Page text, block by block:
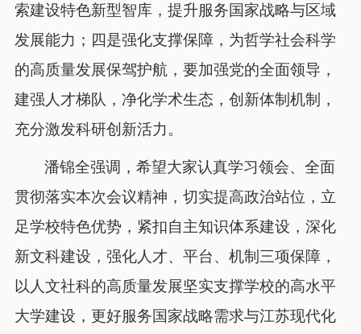
索建设特色新型智库，提升服务国家战略与区域
发展能力；四是强化支撑保障，为哲学社会科学
的高质量发展保驾护航，要加强党的全面领导，
建强人才梯队，净化学术生态，创新体制机制，
充分激发科研创新活力。
潘锦全强调，希望大家认真学习领会、全面
贯彻落实本次会议精神，切实提高政治站位，立
足学校特色优势，紧扣自主知识体系建设，深化
新文科建设，强化人才、平台、机制三项保障，
以人文社科的高质量发展坚实支撑学校的高水平
大学建设，更好服务国家战略需求与江苏现代化